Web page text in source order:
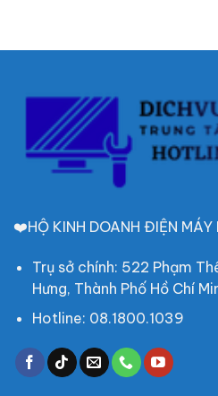
❤️HỘ KINH DOANH ĐIỆN MÁY
Trụ sở chính: 522 Phạm
Hưng, Thành Phố Hồ Chí
Hotline: 08.1800.1039